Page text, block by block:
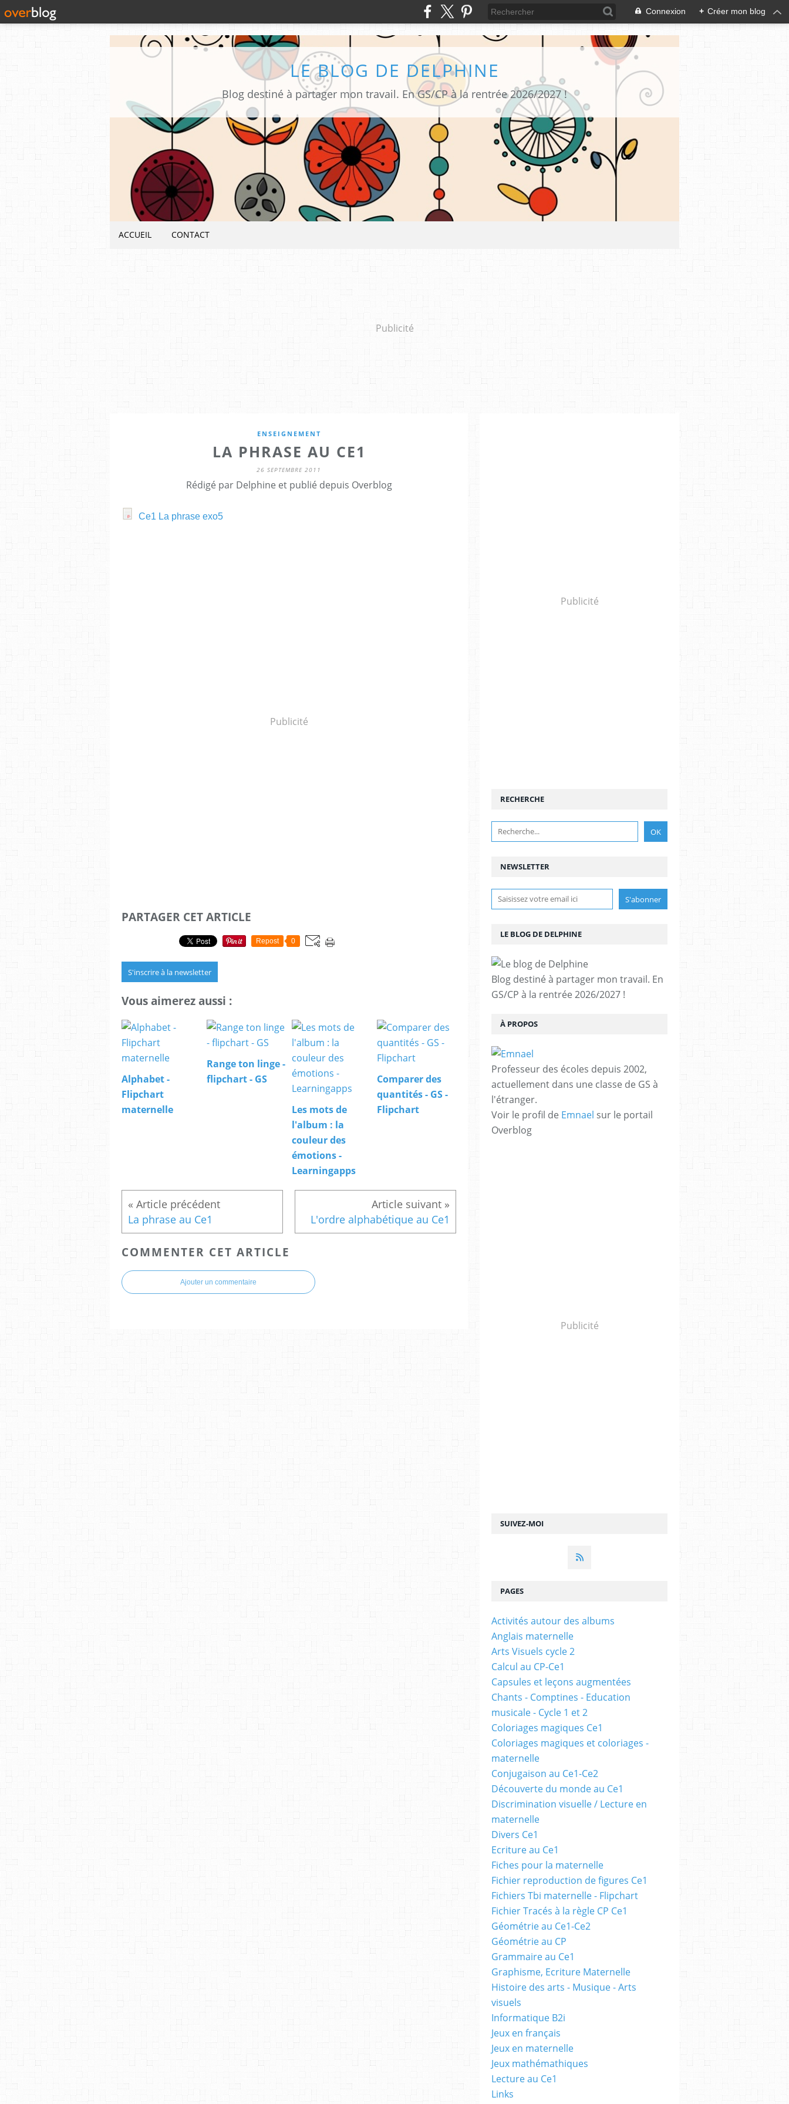
Connexion + Créer mon blog
LE BLOG DE DELPHINE
Blog destiné à partager mon travail. En GS/CP à la rentrée 2026/2027 !
ACCUEIL CONTACT
Publicité
ENSEIGNEMENT
LA PHRASE AU CE1
26 SEPTEMBRE 2011
Rédigé par Delphine et publié depuis Overblog
Ce1 La phrase exo5
Publicité
PARTAGER CET ARTICLE
Repost 0
S'inscrire à la newsletter
Vous aimerez aussi :
Alphabet -
Flipchart
maternelle
Range ton linge -
flipchart - GS
Les mots de
l'album : la
couleur des
émotions -
Learningapps
Comparer des
quantités - GS -
Flipchart
La phrase au Ce1 L'ordre alphabétique au Ce1
COMMENTER CET ARTICLE
Ajouter un commentaire
Publicité
NEWSLETTER
SUIVEZ-MOI
RECHERCHE
LE BLOG DE DELPHINE
Blog destiné à partager mon travail. En
GS/CP à la rentrée 2026/2027 !
À PROPOS
Professeur des écoles depuis 2002,
actuellement dans une classe de GS à
l'étranger.
Voir le profil de Emnael sur le portail
Overblog
Publicité
PAGES
Activités autour des albums
Anglais maternelle
Arts Visuels cycle 2
Calcul au CP-Ce1
Capsules et leçons augmentées
Chants - Comptines - Education
musicale - Cycle 1 et 2
Coloriages magiques Ce1
Coloriages magiques et coloriages -
maternelle
Conjugaison au Ce1-Ce2
Découverte du monde au Ce1
Discrimination visuelle / Lecture en
maternelle
Divers Ce1
Ecriture au Ce1
Fiches pour la maternelle
Fichier reproduction de figures Ce1
Fichiers Tbi maternelle - Flipchart
Fichier Tracés à la règle CP Ce1
Géométrie au Ce1-Ce2
Géométrie au CP
Grammaire au Ce1
Graphisme, Ecriture Maternelle
Histoire des arts - Musique - Arts
visuels
Informatique B2i
Jeux en français
Jeux en maternelle
Jeux mathémathiques
Lecture au Ce1
Links